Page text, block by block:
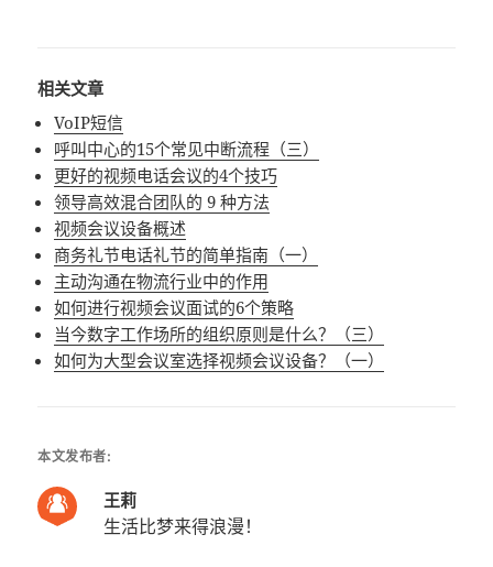
相关文章
VoIP短信
呼叫中心的15个常见中断流程（三）
更好的视频电话会议的4个技巧
领导高效混合团队的 9 种方法
视频会议设备概述
商务礼节电话礼节的简单指南（一）
主动沟通在物流行业中的作用
如何进行视频会议面试的6个策略
当今数字工作场所的组织原则是什么？（三）
如何为大型会议室选择视频会议设备？（一）
本文发布者:
王莉
生活比梦来得浪漫！